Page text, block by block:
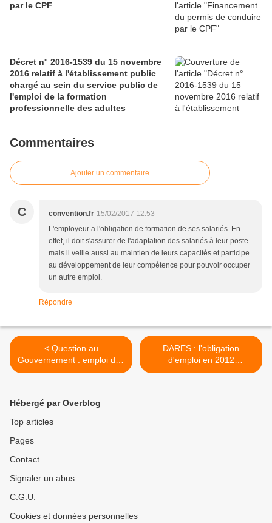
par le CPF
Décret n° 2016-1539 du 15 novembre
2016 relatif à l'établissement public
chargé au sein du service public de
l'emploi de la formation
professionnelle des adultes
Commentaires
Ajouter un commentaire
C convention.fr 15/02/2017 12:53
L'employeur a l'obligation de formation de ses salariés. En
effet, il doit s'assurer de l'adaptation des salariés à leur poste
mais il veille aussi au maintien de leurs capacités et participe
au développement de leur compétence pour pouvoir occuper
un autre emploi.
Répondre
< Question au
Gouvernement : emploi des
personnes handicapées.
DARES : l'obligation
d'emploi en 2012
(novembre 2014) >
Hébergé par Overblog
Top articles
Pages
Contact
Signaler un abus
C.G.U.
Cookies et données personnelles